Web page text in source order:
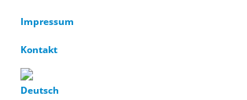
Impressum
Kontakt